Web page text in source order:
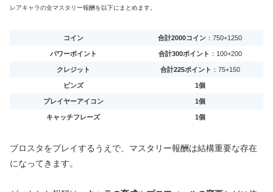
レアキャラの全マスタリー報酬を以下にまとめます。
コイン 合計2000コイン ：750+1250
パワーポイント 合計300ポイント ：100+200
クレジット 合計225ポイント ：75+150
ピンズ 1個
プレイヤーアイコン 1個
キャッチフレーズ 1個
ブロスタをプレイするうえで、マスタリー報酬は結構重要な存在
になってきます。